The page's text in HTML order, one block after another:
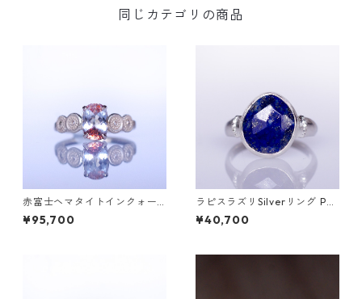
同じカテゴリの商品
赤富士ヘマタイトインクォー
ツK10リング DAHMA(ダーマ)
[D052]
¥95,700
ラピスラズリSilverリング PA
O(パオ）[P002]
¥40,700